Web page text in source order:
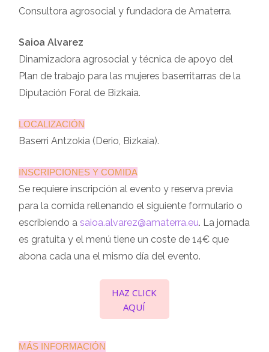
Consultora agrosocial y fundadora de Amaterra.
Saioa Alvarez
Dinamizadora agrosocial y técnica de apoyo del
Plan de trabajo para las mujeres baserritarras de la
Diputación Foral de Bizkaia.
LOCALIZACIÓN
Baserri Antzokia (Derio, Bizkaia).
INSCRIPCIONES Y COMIDA
Se requiere inscripción al evento y reserva previa
para la comida rellenando el siguiente formulario o
escribiendo a saioa.alvarez@amaterra.eu. La jornada
es gratuita y el menú tiene un coste de 14€ que
abona cada una el mismo día del evento.
HAZ CLICK
AQUÍ
MÁS INFORMACIÓN